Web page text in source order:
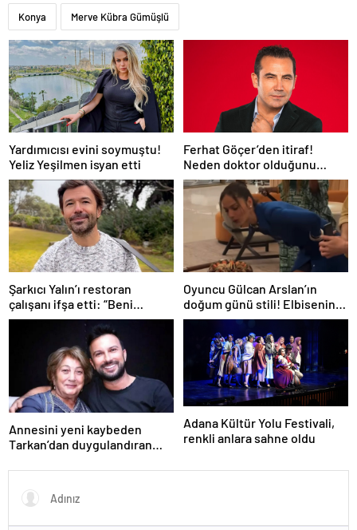
Konya Merve Kübra Gümüşlü
Yardımıcısı evini soymuştu!
Yeliz Yeşilmen isyan etti
Ferhat Göçer’den itiraf!
Neden doktor olduğunu
açıkladı
Şarkıcı Yalın’ı restoran
çalışanı ifşa etti: “Beni
herkesin içinde ağlattı”
Oyuncu Gülcan Arslan’ın
doğum günü stili! Elbisenin
düğmelerini kapatmadı
Annesini yeni kaybeden
Tarkan’dan duygulandıran
yaşananları ilk kez anlattı
Adana Kültür Yolu Festivali,
renkli anlara sahne oldu